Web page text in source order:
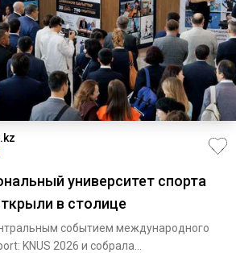
университет спорта
в столице
событием международного
KNUS 2026 и собрала